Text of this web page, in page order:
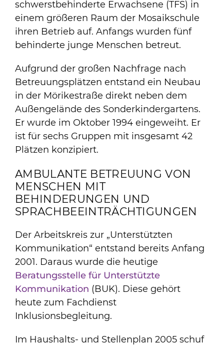
schwerstbehinderte Erwachsene (TFS) in
einem größeren Raum der Mosaikschule
ihren Betrieb auf. Anfangs wurden fünf
behinderte junge Menschen betreut.
Aufgrund der großen Nachfrage nach
Betreuungsplätzen entstand ein Neubau
in der Mörikestraße direkt neben dem
Außengelände des Sonderkindergartens.
Er wurde im Oktober 1994 eingeweiht. Er
ist für sechs Gruppen mit insgesamt 42
Plätzen konzipiert.
AMBULANTE BETREUUNG VON
MENSCHEN MIT
BEHINDERUNGEN UND
SPRACHBEEINTRÄCHTIGUNGEN
Der Arbeitskreis zur „Unterstützten
Kommunikation“ entstand bereits Anfang
2001. Daraus wurde die heutige
Beratungsstelle für Unterstützte
Kommunikation (BUK). Diese gehört
heute zum Fachdienst
Inklusionsbegleitung.
Im Haushalts- und Stellenplan 2005 schuf